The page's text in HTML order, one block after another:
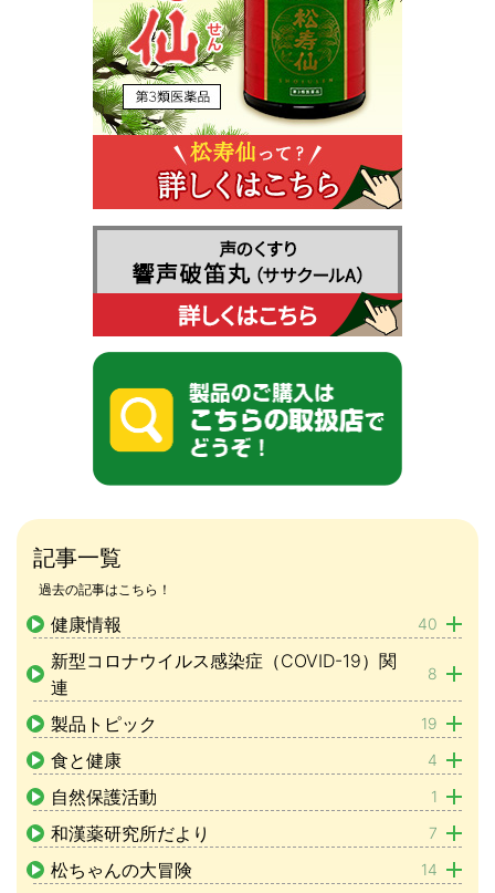
記事一覧
過去の記事はこちら！
健康情報 40
新型コロナウイルス感染症（COVID-19）関
連
8
製品トピック 19
食と健康 4
自然保護活動 1
和漢薬研究所だより 7
松ちゃんの大冒険 14